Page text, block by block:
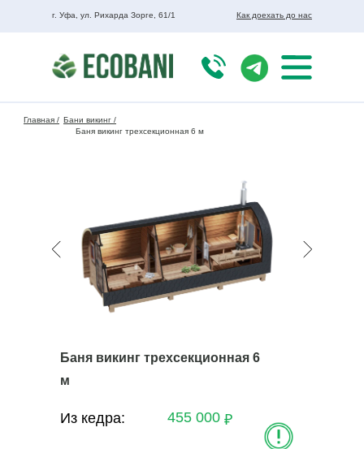
г. Уфа, ул. Рихарда Зорге, 61/1 Как доехать до нас
Баня викинг трехсекционная 6
м
Главная / Бани викинг /
Баня викинг трехсекционная 6 м
455 000 ₽
Из кедра: